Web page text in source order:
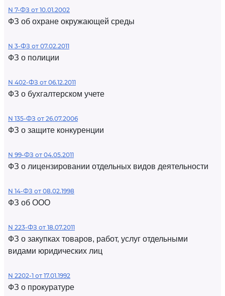
N 7-ФЗ от 10.01.2002
ФЗ об охране окружающей среды
N 3-ФЗ от 07.02.2011
ФЗ о полиции
N 402-ФЗ от 06.12.2011
ФЗ о бухгалтерском учете
N 135-ФЗ от 26.07.2006
ФЗ о защите конкуренции
N 99-ФЗ от 04.05.2011
ФЗ о лицензировании отдельных видов деятельности
N 14-ФЗ от 08.02.1998
ФЗ об ООО
N 223-ФЗ от 18.07.2011
ФЗ о закупках товаров, работ, услуг отдельными
видами юридических лиц
N 2202-1 от 17.01.1992
ФЗ о прокуратуре